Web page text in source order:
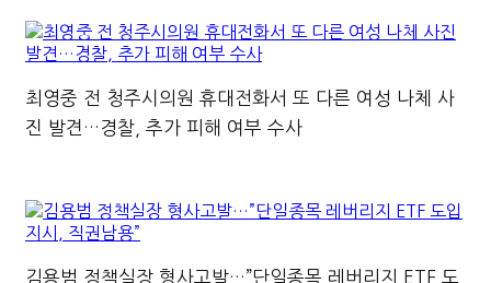
최영중 전 청주시의원 휴대전화서 또 다른 여성 나체 사
진 발견…경찰, 추가 피해 여부 수사
김용범 정책실장 형사고발…”단일종목 레버리지 ETF 도